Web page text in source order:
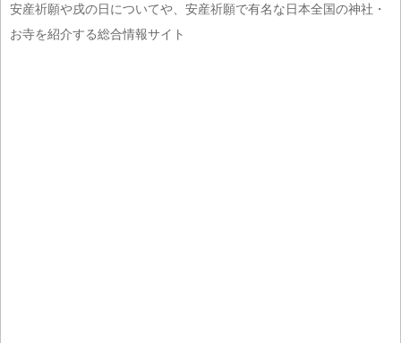
安産祈願や戌の日についてや、安産祈願で有名な日本全国の神社・
お寺を紹介する総合情報サイト